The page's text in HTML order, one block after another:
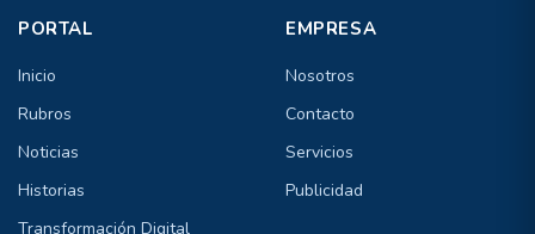
PORTAL
Inicio
Rubros
Noticias
Historias
Transformación Digital
EMPRESA
Nosotros
Contacto
Servicios
Publicidad